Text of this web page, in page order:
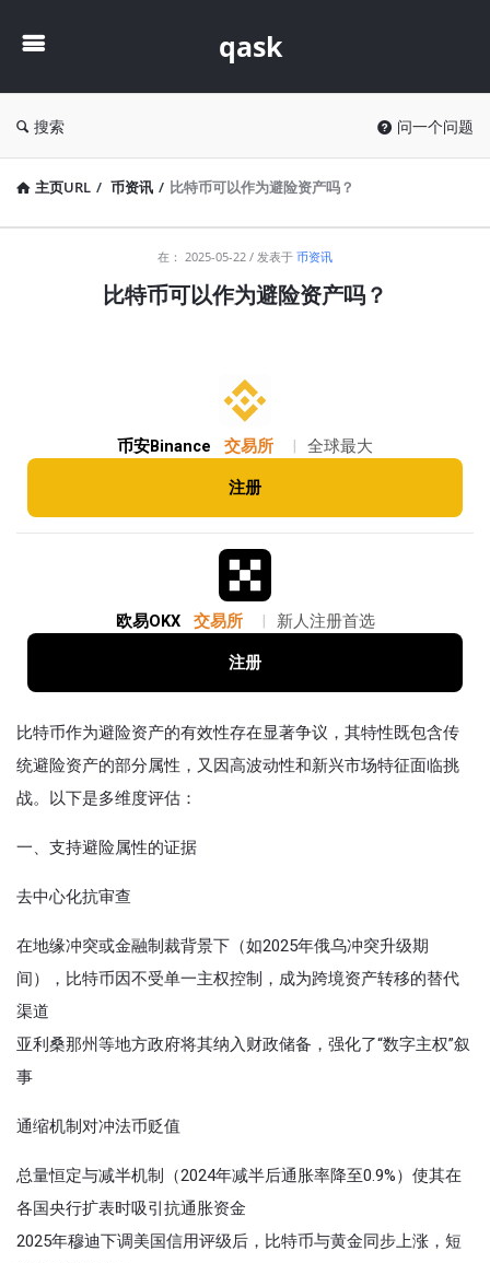
qask
搜索 问一个问题
主页URL / 币资讯 / 比特币可以作为避险资产吗？
在： 2025-05-22 发表于 币资讯
比特币可以作为避险资产吗？
币安Binance 交易所 全球最大
注册
欧易OKX 交易所 新人注册首选
注册
比特币作为避险资产的有效性存在显著争议，其特性既包含传
统避险资产的部分属性，又因高波动性和新兴市场特征面临挑
战。以下是多维度评估：
一、‌支持避险属性的证据‌
去中心化抗审查‌
在地缘冲突或金融制裁背景下（如2025年俄乌冲突升级期
间），比特币因不受单一主权控制，成为跨境资产转移的替代
渠道
亚利桑那州等地方政府将其纳入财政储备，强化了“数字主权”叙
事
通缩机制对冲法币贬值‌
总量恒定与减半机制（2024年减半后通胀率降至0.9%）使其在
各国央行扩表时吸引抗通胀资金
2025年穆迪下调美国信用评级后，比特币与黄金同步上涨，短